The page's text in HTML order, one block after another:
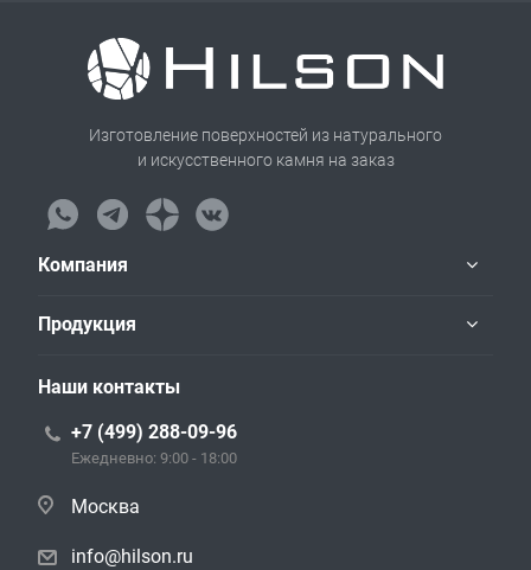
Изготовление поверхностей из натурального
и искусственного камня на заказ
Компания
Продукция
Наши контакты
+7 (499) 288-09-96
Ежедневно: 9:00 - 18:00
Москва
info@hilson.ru